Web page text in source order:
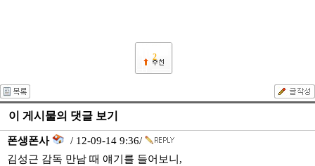
2
이 게시물의 댓글 보기
폰생폰사
/ 12-09-14 9:36/
김성근 감독 만남 때 얘기를 들어보니,